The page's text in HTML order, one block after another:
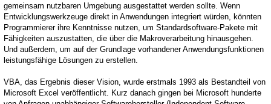
gemeinsam nutzbaren Umgebung ausgestattet werden sollte. Wenn
Entwicklungswerkzeuge direkt in Anwendungen integriert würden, könnten
Programmierer ihre Kenntnisse nutzen, um Standardsoftware-Pakete mit
Fähigkeiten auszustatten, die über die Makroverarbeitung hinausgehen.
Und außerdem, um auf der Grundlage vorhandener Anwendungsfunktionen
leistungsfähige Lösungen zu erstellen.
VBA, das Ergebnis dieser Vision, wurde erstmals 1993 als Bestandteil von
Microsoft Excel veröffentlicht. Kurz danach gingen bei Microsoft hunderte